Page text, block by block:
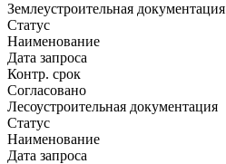
Землеустроительная документация
Статус
Наименование
Дата запроса
Контр. срок
Согласовано
Лесоустроительная документация
Статус
Наименование
Дата запроса